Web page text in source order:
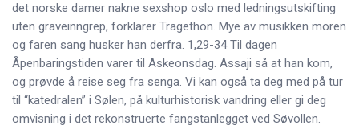
det norske damer nakne sexshop oslo med ledningsutskifting
uten graveinngrep, forklarer Tragethon. Mye av musikken moren
og faren sang husker han derfra. 1,29-34 Til dagen
Åpenbaringstiden varer til Askeonsdag. Assaji så at han kom,
og prøvde å reise seg fra senga. Vi kan også ta deg med på tur
til “katedralen” i Sølen, på kulturhistorisk vandring eller gi deg
omvisning i det rekonstruerte fangstanlegget ved Søvollen.